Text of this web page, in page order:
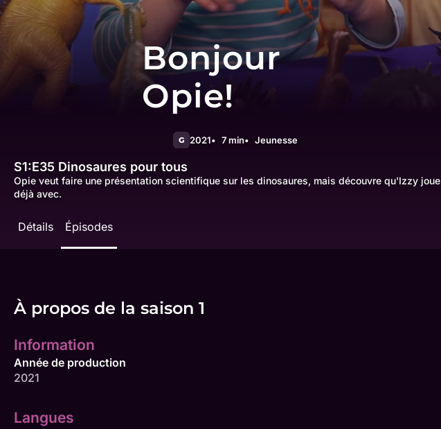
Bonjour
Opie!
G 2021 7 min Jeunesse
S1:E35 Dinosaures pour tous
Opie veut faire une présentation scientifique sur les dinosaures, mais découvre qu'Izzy joue
déjà avec.
Détails Épisodes
À propos de la saison 1
Information
Année de production
2021
Langues